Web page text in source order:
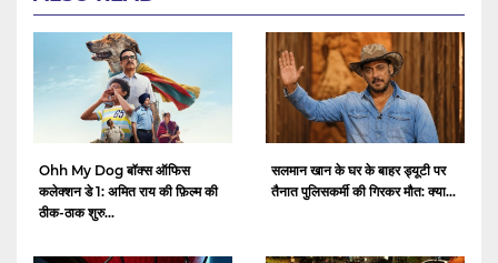
Ohh My Dog बॉक्स ऑफिस
कलेक्शन डे 1: अमित राय की फ़िल्म की
ठीक-ठाक शुरु...
सलमान खान के घर के बाहर ड्यूटी पर
तैनात पुलिसकर्मी की गिरकर मौत: क्या...